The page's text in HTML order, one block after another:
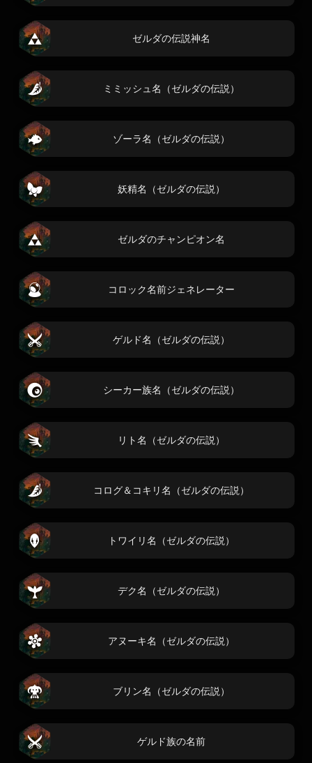
ゼルダの伝説神名
ミミッシュ名（ゼルダの伝説）
ゾーラ名（ゼルダの伝説）
妖精名（ゼルダの伝説）
ゼルダのチャンピオン名
コロック名前ジェネレーター
ゲルド名（ゼルダの伝説）
シーカー族名（ゼルダの伝説）
リト名（ゼルダの伝説）
コログ＆コキリ名（ゼルダの伝説）
トワイリ名（ゼルダの伝説）
デク名（ゼルダの伝説）
アヌーキ名（ゼルダの伝説）
ブリン名（ゼルダの伝説）
ゲルド族の名前